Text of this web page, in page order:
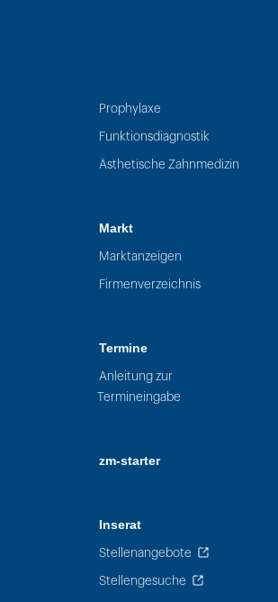
Prophylaxe
Funktionsdiagnostik
Ästhetische Zahnmedizin
Markt
Marktanzeigen
Firmenverzeichnis
Termine
Anleitung zur
Termineingabe
zm-starter
Inserat
Stellenangebote
Stellengesuche